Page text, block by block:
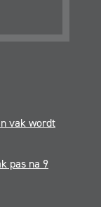
vak wordt
pas na 9